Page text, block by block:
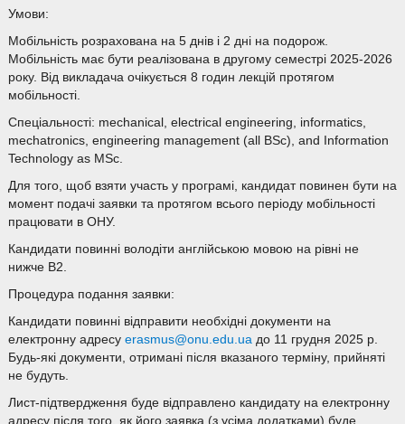
Умови:
Мобільність розрахована на 5 днів і 2 дні на подорож.
Мобільність має бути реалізована в другому семестрі 2025-2026
року. Від викладача очікується 8 годин лекцій протягом
мобільності.
Спеціальності: mechanical, electrical engineering, informatics,
mechatronics, engineering management (all BSc), and Information
Technology as MSc.
Для того, щоб взяти участь у програмі, кандидат повинен бути на
момент подачі заявки та протягом всього періоду мобільності
працювати в ОНУ.
Кандидати повинні володіти англійською мовою на рівні не
нижче В2.
Процедура подання заявки:
Кандидати повинні відправити необхідні документи на
електронну адресу erasmus@onu.edu.uaдо 11 грудня 2025 р.
Будь-які документи, отримані після вказаного терміну, прийняті
не будуть.
Лист-підтвердження буде відправлено кандидату на електронну
адресу після того, як його заявка (з усіма додатками) буде